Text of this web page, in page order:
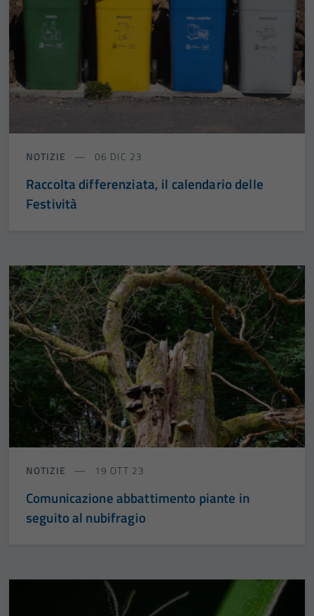
NOTIZIE 06 DIC 23
Raccolta differenziata, il calendario delle
Festività
NOTIZIE 19 OTT 23
Comunicazione abbattimento piante in
seguito al nubifragio